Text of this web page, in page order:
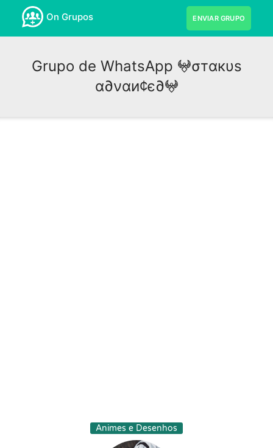
On Grupos ENVIAR GRUPO
Grupo de WhatsApp 𖤍σтαкυѕ
α∂ναи¢є∂𖤍
Animes e Desenhos